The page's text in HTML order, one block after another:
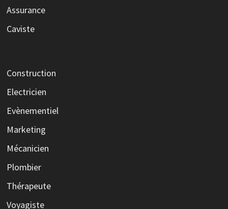
Assurance
Caviste
Construction
Electricien
Evènementiel
Marketing
Mécanicien
Plombier
Thérapeute
Voyagiste